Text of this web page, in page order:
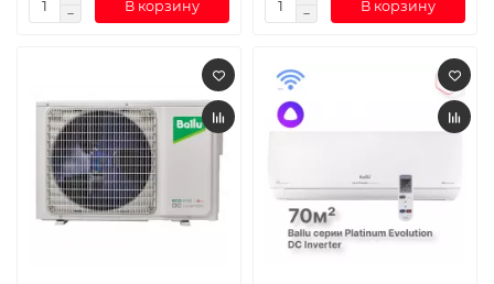
В корзину В корзину